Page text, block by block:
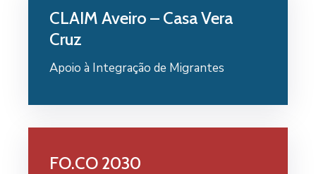
CLAIM Aveiro – Casa Vera
Cruz
Apoio à Integração de Migrantes
FO.CO 2030